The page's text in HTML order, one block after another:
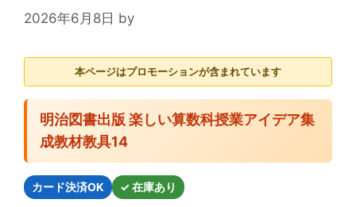
2026年6月8日 by
本ページはプロモーションが含まれています
明治図書出版 楽しい算数科授業アイデア集
成教材教具14
カード決済OK ✓ 在庫あり